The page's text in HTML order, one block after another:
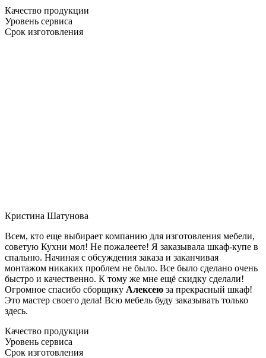
Качество продукции
Уровень сервиса
Срок изготовления
Кристина Шатунова
Всем, кто еще выбирает компанию для изготовления мебели,
советую Кухни мол! Не пожалеете! Я заказывала шкаф-купе в
спальню. Начиная с обсуждения заказа и заканчивая
монтажом никаких проблем не было. Все было сделано очень
быстро и качественно. К тому же мне ещё скидку сделали!
Огромное спасибо сборщику Алексею за прекрасный шкаф!
Это мастер своего дела! Всю мебель буду заказывать только
здесь.
Качество продукции
Уровень сервиса
Срок изготовления